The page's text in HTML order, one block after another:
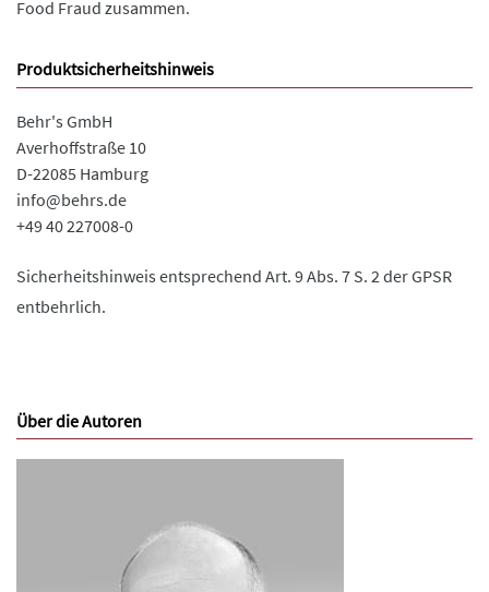
Food Fraud zusammen.
Produktsicherheitshinweis
Behr's GmbH
Averhoffstraße 10
D-22085 Hamburg
info@behrs.de
+49 40 227008-0
Sicherheitshinweis entsprechend Art. 9 Abs. 7 S. 2 der GPSR
entbehrlich.
Über die Autoren